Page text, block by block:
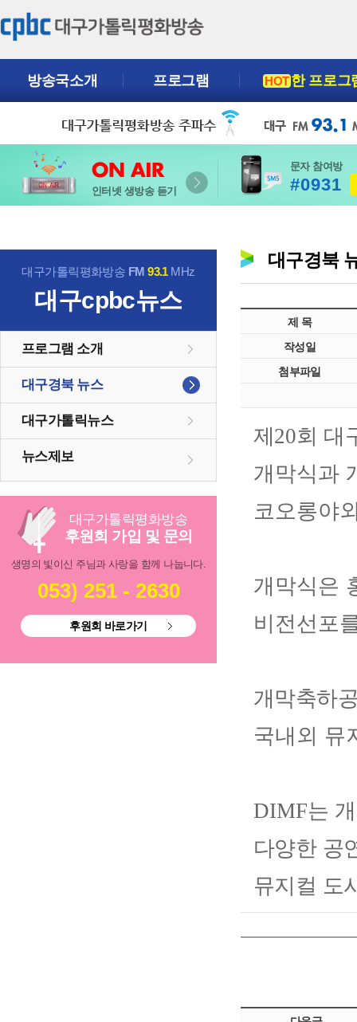
방송국소개 프로그램 HOT한 프로그
인터넷 생방송 듣기
문자 참여방
#0931
대구가톨릭평화방송 FM93.1MHz
대구cpbc뉴스
프로그램 소개
대구경북 뉴스
대구가톨릭뉴스
뉴스제보
대구가톨릭평화방송
후원회 가입 및 문의
생명의 빛이신 주님과 사랑을 함께 나눕니다.
053) 251 - 2630
후원회 바로가기
대구경북
제 목
작성일
첨부파일
제 20회 대
개막식과
코오롱야
개막식은
비전선포
개막축하
국내외 뮤
DIMF는
다양한 공
뮤지컬 도